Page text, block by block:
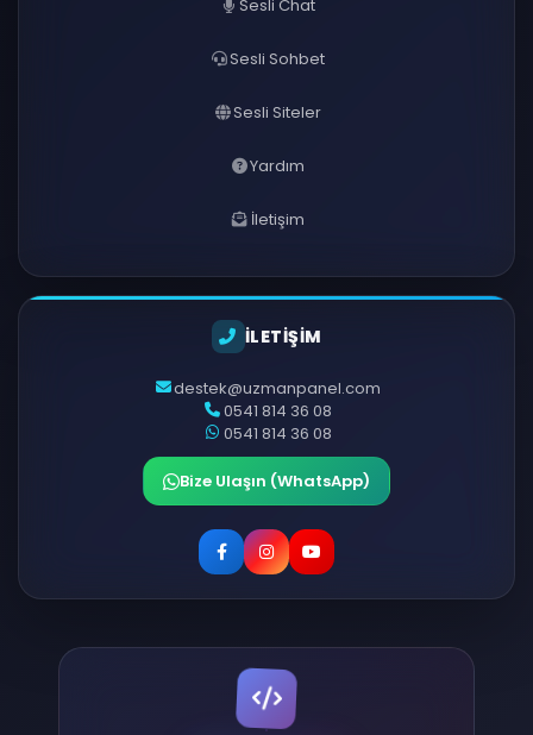
Sesli Chat
Sesli Sohbet
Sesli Siteler
Yardım
İletişim
İLETİŞİM
destek@uzmanpanel.com
0541 814 36 08
0541 814 36 08
Bize Ulaşın (WhatsApp)